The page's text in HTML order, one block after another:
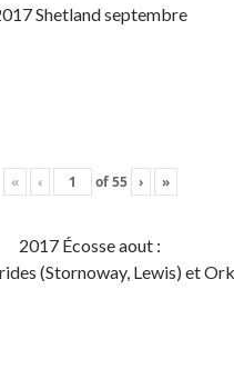
Shetland septembre
« ‹ of55 › »
2017 Écosse aout :
(Stornoway, Lewis) et